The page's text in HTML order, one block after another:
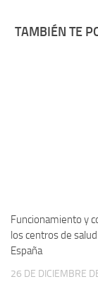
TAMBIÉN TE
Funcionamiento y
los centros de
España
26 DE DICIEMBRE